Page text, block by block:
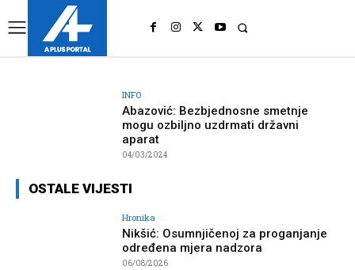
INFO
Abazović: Bezbjednosne smetnje
mogu ozbiljno uzdrmati državni
aparat
04/03/2024
OSTALE VIJESTI
Hronika
Nikšić: Osumnjičenoj za proganjanje
određena mjera nadzora
06/08/2026